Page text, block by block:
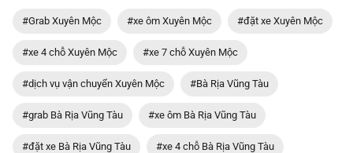
#Grab Xuyên Mộc #xe ôm Xuyên Mộc #đặt xe Xuyên Mộc
#xe 4 chỗ Xuyên Mộc #xe 7 chỗ Xuyên Mộc
#dịch vụ vận chuyển Xuyên Mộc #Bà Rịa Vũng Tàu
#grab Bà Rịa Vũng Tàu #xe ôm Bà Rịa Vũng Tàu
#đặt xe Bà Rịa Vũng Tàu #xe 4 chỗ Bà Rịa Vũng Tàu